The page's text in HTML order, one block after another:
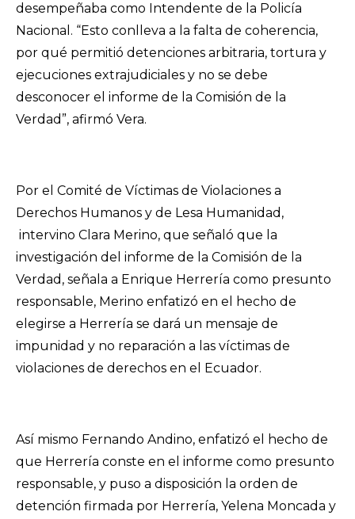
desempeñaba como Intendente de la Policía
Nacional. “Esto conlleva a la falta de coherencia,
por qué permitió detenciones arbitraria, tortura y
ejecuciones extrajudiciales y no se debe
desconocer el informe de la Comisión de la
Verdad”, afirmó Vera.
Por el Comité de Víctimas de Violaciones a
Derechos Humanos y de Lesa Humanidad,
intervino Clara Merino, que señaló que la
investigación del informe de la Comisión de la
Verdad, señala a Enrique Herrería como presunto
responsable, Merino enfatizó en el hecho de
elegirse a Herrería se dará un mensaje de
impunidad y no reparación a las víctimas de
violaciones de derechos en el Ecuador.
Así mismo Fernando Andino, enfatizó el hecho de
que Herrería conste en el informe como presunto
responsable, y puso a disposición la orden de
detención firmada por Herrería, Yelena Moncada y